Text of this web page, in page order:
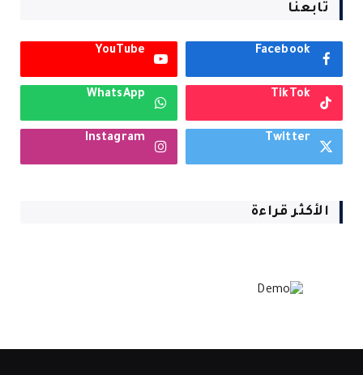
تابعنا
Facebook
YouTube
TikTok
WhatsApp
Twitter
Instagram
الأكثر قراءة